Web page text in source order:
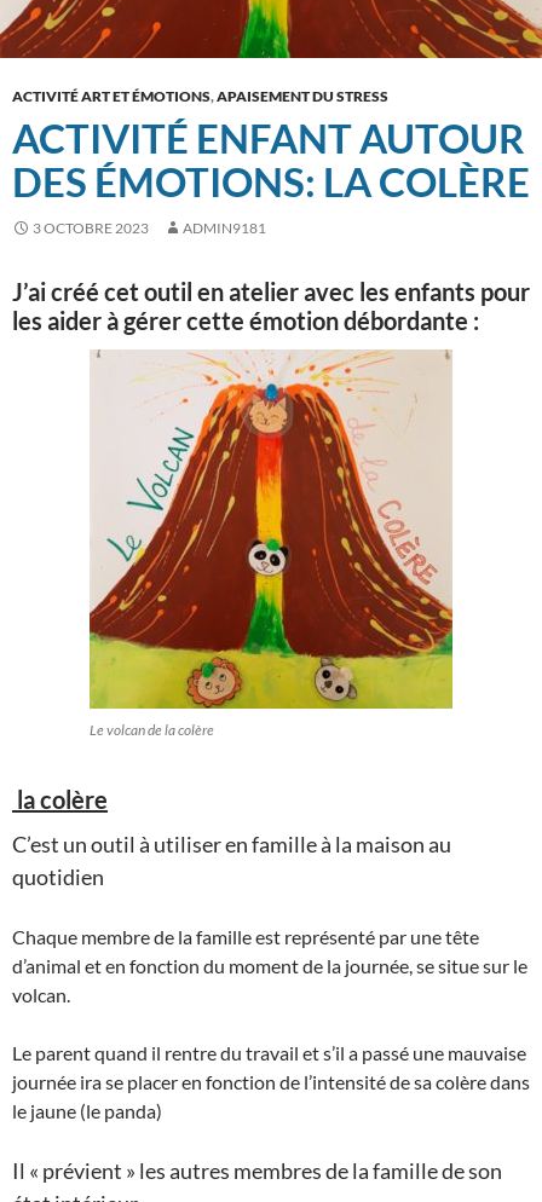
ACTIVITÉ ART ET ÉMOTIONS,APAISEMENT DU STRESS
ACTIVITÉ ENFANT AUTOUR
DES ÉMOTIONS: LA COLÈRE
3 OCTOBRE 2023 ADMIN9181
J’ai créé cet outil en atelier avec les enfants pour
les aider à gérer cette émotion débordante :
Le volcan de la colère
la colère
C’est un outil à utiliser en famille à la maison au
quotidien
Chaque membre de la famille est représenté par une tête
d’animal et en fonction du moment de la journée, se situe sur le
volcan.
Le parent quand il rentre du travail et s’il a passé une mauvaise
journée ira se placer en fonction de l’intensité de sa colère dans
le jaune (le panda)
Il « prévient » les autres membres de la famille de son